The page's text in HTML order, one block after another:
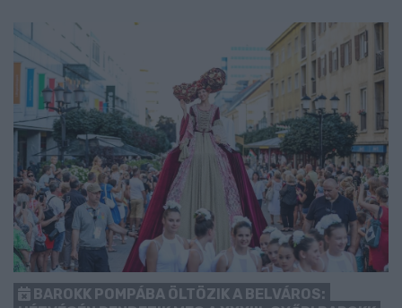
BAROKK POMPÁBA ÖLTÖZIK A BELVÁROS: